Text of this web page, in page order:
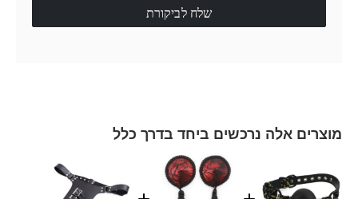
שלח לביקורת
מוצרים אלה נרכשים ביחד בדרך כלל